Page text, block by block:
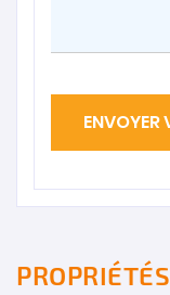
PROPRIÉTÉS